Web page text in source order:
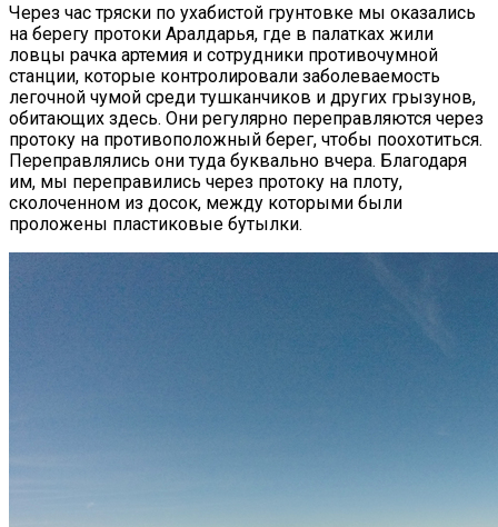
Через час тряски по ухабистой грунтовке мы оказались
на берегу протоки Аралдарья, где в палатках жили
ловцы рачка артемия и сотрудники противочумной
станции, которые контролировали заболеваемость
легочной чумой среди тушканчиков и других грызунов,
обитающих здесь. Они регулярно переправляются через
протоку на противоположный берег, чтобы поохотиться.
Переправлялись они туда буквально вчера. Благодаря
им, мы переправились через протоку на плоту,
сколоченном из досок, между которыми были
проложены пластиковые бутылки.